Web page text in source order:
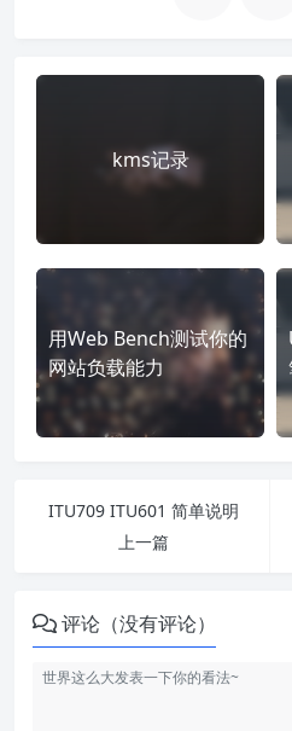
kms记录
用Web Bench测试你的
网站负载能力
ITU709 ITU601 简单说明
上一篇
评论（没有评论）